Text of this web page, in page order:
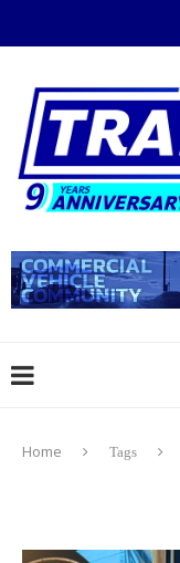
Home Tags